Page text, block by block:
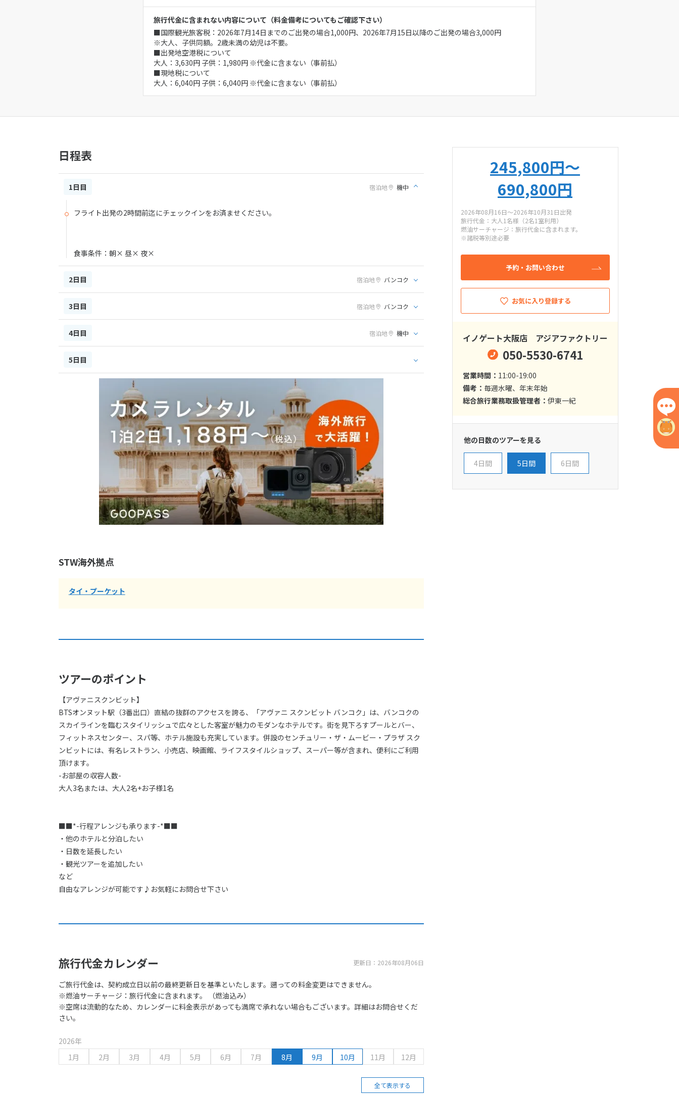
旅行代金に含まれない内容について （料金備考についてもご確認下さい）
■国際観光旅客税：2026年7月14日までのご出発の場合1,000円、2026年7月15日以降のご出発の場合3,000円
※大人、子供同額。2歳未満の幼児は不要。
■出発地空港税について
大人：3,630円 子供：1,980円 ※代金に含まない（事前払）
■現地税について
大人：6,040円 子供：6,040円 ※代金に含まない（事前払）
日程表
1日目 宿泊地 機中
フライト出発の2時間前迄にチェックインをお済ませください。
食事条件：朝× 昼× 夜×
2日目 宿泊地 バンコク
3日目 宿泊地 バンコク
4日目 宿泊地 機中
5日目
STW海外拠点
タイ・プーケット
ツアーのポイント
【アヴァニスクンビット】
BTSオンヌット駅（3番出口）直結の抜群のアクセスを誇る、「アヴァニ スクンビット バンコク」は、バンコクの
スカイラインを臨むスタイリッシュで広々とした客室が魅力のモダンなホテルです。街を見下ろすプールとバー、
フィットネスセンター、スパ等、ホテル施設も充実しています。併設のセンチュリー・ザ・ムービー・プラザ スク
ンビットには、有名レストラン、小売店、映画館、ライフスタイルショップ、スーパー等が含まれ、便利にご利用
頂けます。
-お部屋の収容人数-
大人3名または、大人2名+お子様1名
■■*-行程アレンジも承ります-*■■
・他のホテルと分泊したい
・日数を延長したい
・観光ツアーを追加したい
など
自由なアレンジが可能です♪お気軽にお問合せ下さい
旅行代金カレンダー 更新日：2026年08月06日
ご旅行代金は、契約成立日以前の最終更新日を基準といたします。遡っての料金変更はできません。
※燃油サーチャージ：旅行代金に含まれます。 （燃油込み）
※空席は流動的なため、カレンダーに料金表示があっても満席で承れない場合もございます。詳細はお問合せくだ
さい。
2026年
1月
2月 3月 4月 5月 6月 7月 8月 9月 10月 11月 12月
全て表示する
245,800円〜
690,800円
2026年08月16日～2026年10月31日出発
旅行代金：大人1名様（2名1室利用）
燃油サーチャージ：旅行代金に含まれます。
※諸税等別途必要
予約・お問い合わせ
お気に入り登録する
イノゲート大阪店 アジアファクトリー
050-5530-6741
営業時間： 11:00-19:00
備考： 毎週水曜、年末年始
総合旅行業務取扱管理者： 伊東一紀
他の日数のツアーを見る
4日間 5日間 6日間